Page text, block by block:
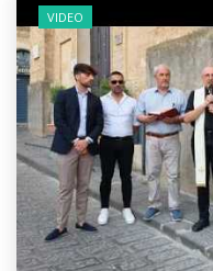
VIDEO